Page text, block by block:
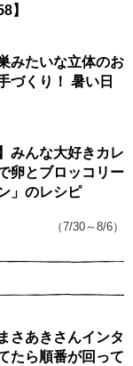
】
みたいな立体のお
づくり！ 暑い日
みんな大好きカレ
卵とブロッコリー
」のレシピ
（7/30～8/6）
さあきさんインタ
たら順番が回って